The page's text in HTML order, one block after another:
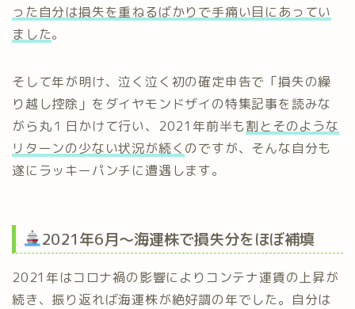
った自分は損失を重ねるばかりで手痛い目にあってい
ました。
そして年が明け、泣く泣く初の確定申告で「損失の繰
り越し控除」をダイヤモンドザイの特集記事を読みな
がら丸１日かけて行い、2021年前半も割とそのような
リターンの少ない状況が続く のですが、そんな自分も
遂にラッキーパンチに遭遇します。
2021年6月～海運株で損失分をほぼ補填
2021年はコロナ禍の影響によりコンテナ運賃の上昇が
続き、振り返れば海運株が絶好調の年でした。自分は